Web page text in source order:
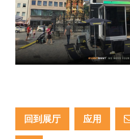
回到展厅 应用